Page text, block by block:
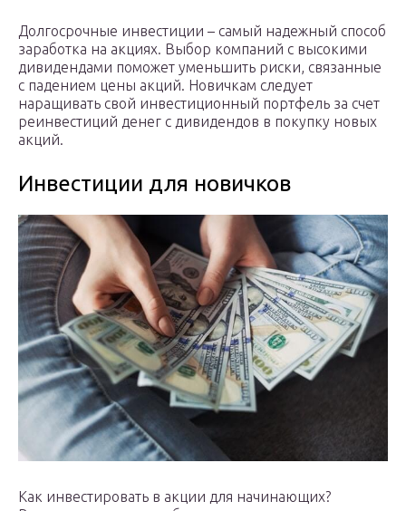
Долгосрочные инвестиции – самый надежный способ
заработка на акциях. Выбор компаний с высокими
дивидендами поможет уменьшить риски, связанные
с падением цены акций. Новичкам следует
наращивать свой инвестиционный портфель за счет
реинвестиций денег с дивидендов в покупку новых
акций.
Инвестиции для новичков
Как инвестировать в акции для начинающих?